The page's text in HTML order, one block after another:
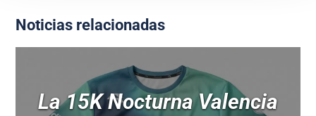
Noticias relacionadas
La 15K Nocturna Valencia